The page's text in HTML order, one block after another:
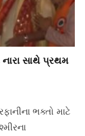
સાથે પ્રથમ
ભક્તો માટે